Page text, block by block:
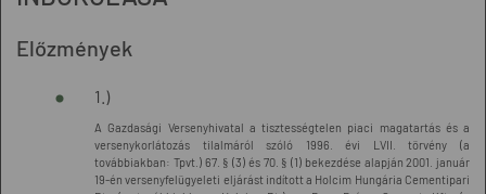
Előzmények
1.)
A Gazdasági Versenyhivatal a tisztességtelen piaci magatartás és a
versenykorlátozás tilalmáról szóló 1996. évi LVII. törvény (a
továbbiakban: Tpvt.) 67. § (3) és 70. § (1) bekezdése alapján 2001. január
19-én versenyfelügyeleti eljárást indított a Holcim Hungária Cementipari